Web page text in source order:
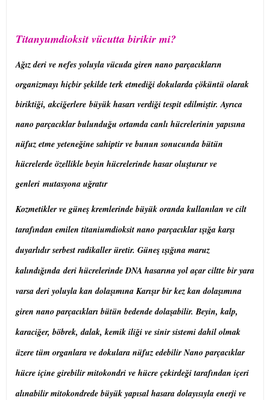
Titanyumdioksit vücutta birikir mi?
Ağız deri ve nefes yoluyla vücuda giren nano parçacıkların
organizmayı hiçbir şekilde terk etmediği dokularda çöküntü olarak
biriktiği, akciğerlere büyük hasarı verdiği tespit edilmiştir. Ayrıca
nano parçacıklar bulunduğu ortamda canlı hücrelerinin yapısına
nüfuz etme yeteneğine sahiptir ve bunun sonucunda bütün
hücrelerde özellikle beyin hücrelerinde hasar oluşturur ve
genleri mutasyona uğratır
Kozmetikler ve güneş kremlerinde büyük oranda kullanılan ve cilt
tarafından emilen titaniumdioksit nano parçacıklar ışığa karşı
duyarlıdır serbest radikaller üretir. Güneş ışığına maruz
kalındığında deri hücrelerinde DNA hasarına yol açar ciltte bir yara
varsa deri yoluyla kan dolaşımına Karışır bir kez kan dolaşımına
giren nano parçacıkları bütün bedende dolaşabilir. Beyin, kalp,
karaciğer, böbrek, dalak, kemik iliği ve sinir sistemi dahil olmak
üzere tüm organlara ve dokulara nüfuz edebilir Nano parçacıklar
hücre içine girebilir mitokondri ve hücre çekirdeği tarafından içeri
alınabilir mitokondrede büyük yapısal hasara dolayısıyla enerji ve